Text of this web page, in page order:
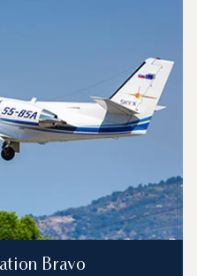
Bravo